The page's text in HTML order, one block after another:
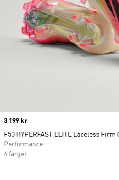
Price
3 199 kr
F50 HYPERFAST ELITE Laceless
Performance
4 färger